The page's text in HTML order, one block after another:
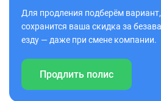
Для продления подберём вариант,
сохранится ваша скидка за
езду — даже при смене компании.
Продлить полис